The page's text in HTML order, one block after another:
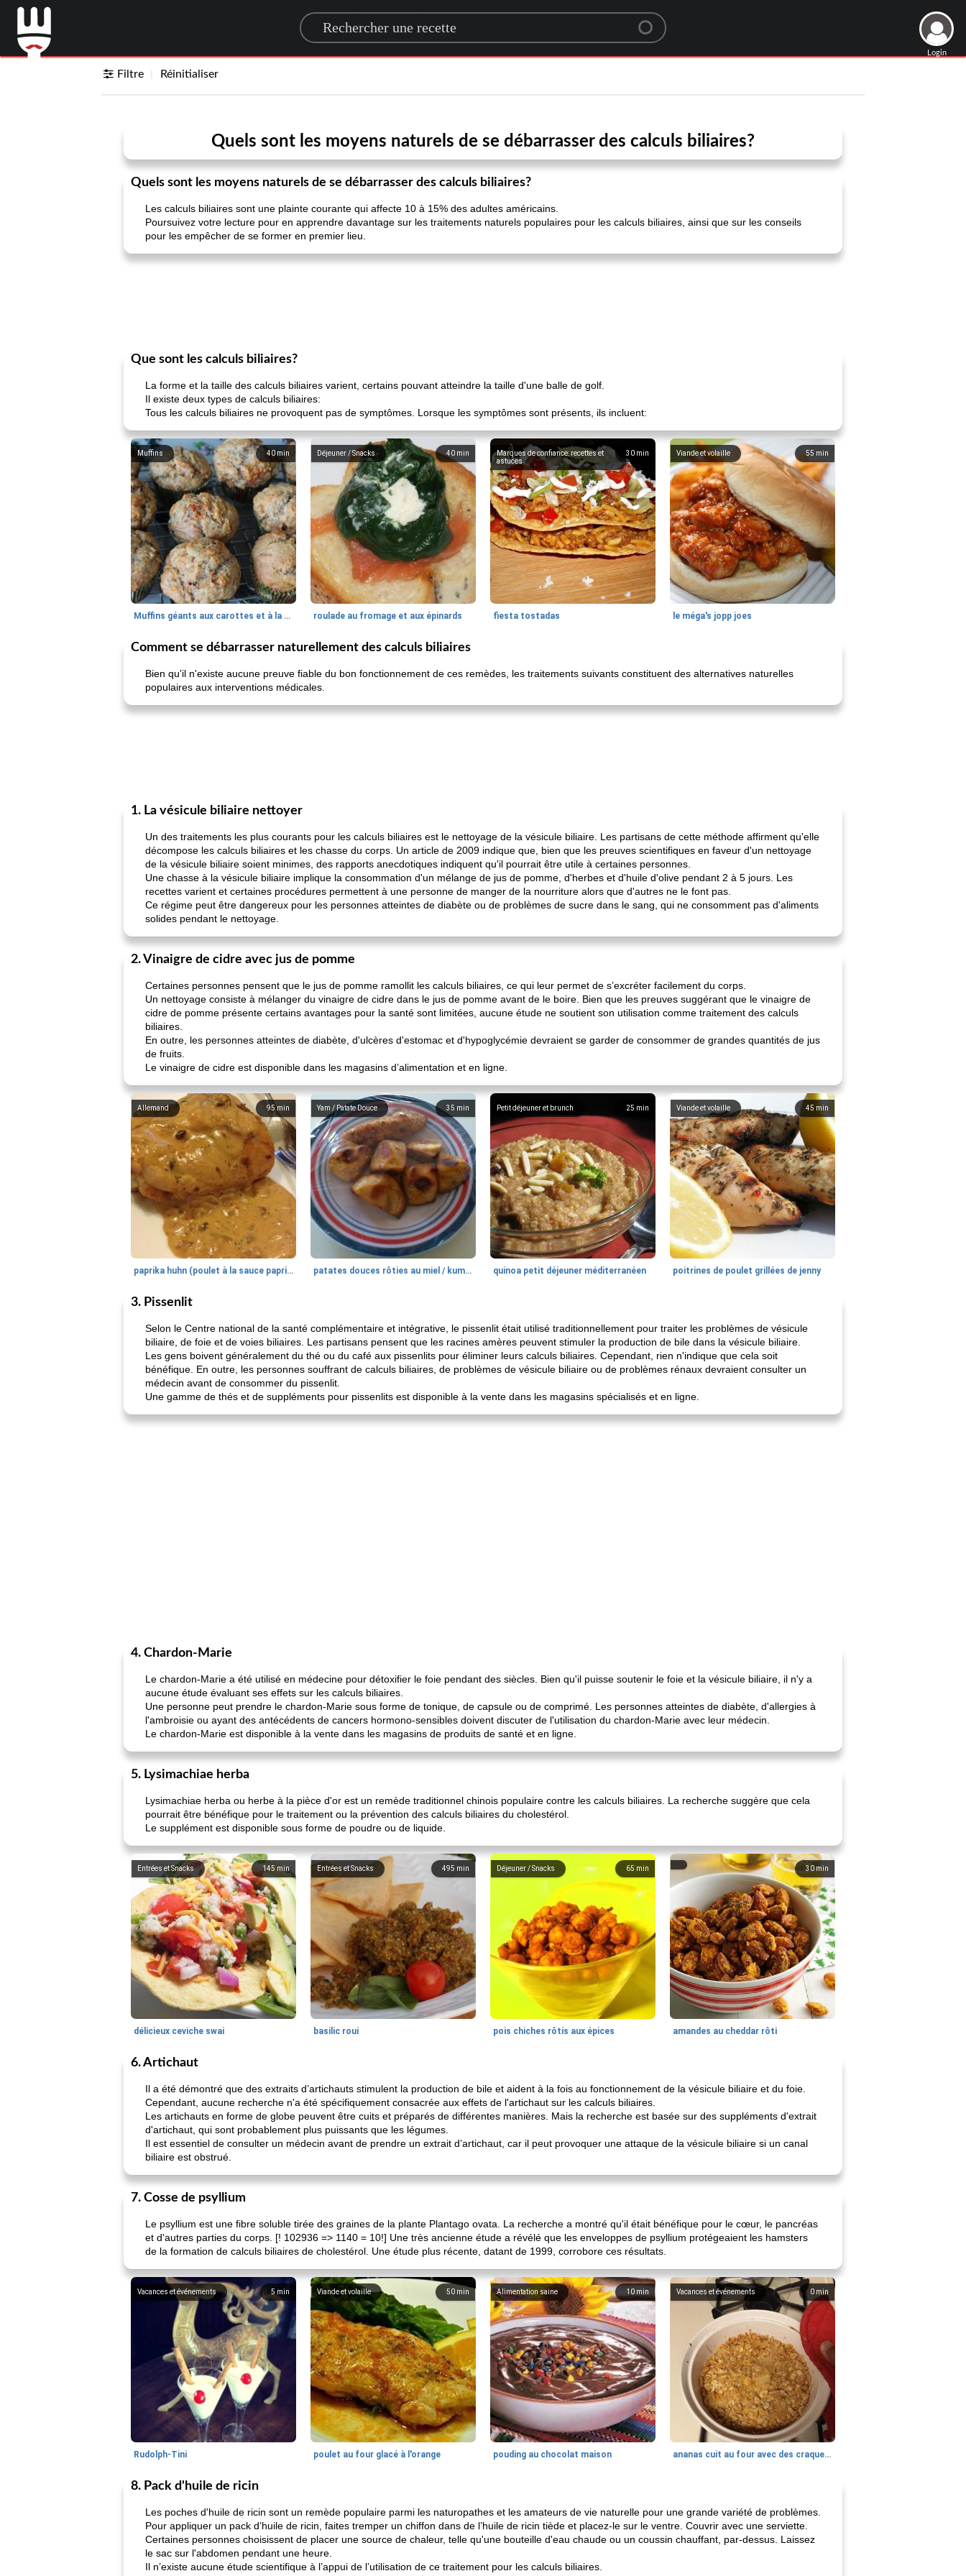
Search for a recipe
Login
Filtre Réinitialiser
Quels sont les moyens naturels de se débarrasser des calculs biliaires?
Quels sont les moyens naturels de se débarrasser des calculs biliaires?
Les calculs biliaires sont une plainte courante qui affecte 10 à 15% des adultes américains.
Poursuivez votre lecture pour en apprendre davantage sur les traitements naturels populaires pour les calculs biliaires, ainsi que sur les conseils
pour les empêcher de se former en premier lieu.
Que sont les calculs biliaires?
La forme et la taille des calculs biliaires varient, certains pouvant atteindre la taille d'une balle de golf.
Il existe deux types de calculs biliaires:
Tous les calculs biliaires ne provoquent pas de symptômes. Lorsque les symptômes sont présents, ils incluent:
40 min
Muffins
Muffins géants aux carottes et à la banane de Nif
40 min
Déjeuner / Snacks
roulade au fromage et aux épinards
30 min
Marques de confiance: recettes et
astuces
fiesta tostadas
55 min
Viande et volaille
le méga's jopp joes
Comment se débarrasser naturellement des calculs biliaires
Bien qu'il n'existe aucune preuve fiable du bon fonctionnement de ces remèdes, les traitements suivants constituent des alternatives naturelles
populaires aux interventions médicales.
1. La vésicule biliaire nettoyer
Un des traitements les plus courants pour les calculs biliaires est le nettoyage de la vésicule biliaire. Les partisans de cette méthode affirment qu'elle
décompose les calculs biliaires et les chasse du corps. Un article de 2009 indique que, bien que les preuves scientifiques en faveur d'un nettoyage
de la vésicule biliaire soient minimes, des rapports anecdotiques indiquent qu'il pourrait être utile à certaines personnes.
Une chasse à la vésicule biliaire implique la consommation d'un mélange de jus de pomme, d'herbes et d'huile d'olive pendant 2 à 5 jours. Les
recettes varient et certaines procédures permettent à une personne de manger de la nourriture alors que d'autres ne le font pas.
Ce régime peut être dangereux pour les personnes atteintes de diabète ou de problèmes de sucre dans le sang, qui ne consomment pas d'aliments
solides pendant le nettoyage.
2. Vinaigre de cidre avec jus de pomme
Certaines personnes pensent que le jus de pomme ramollit les calculs biliaires, ce qui leur permet de s’excréter facilement du corps.
Un nettoyage consiste à mélanger du vinaigre de cidre dans le jus de pomme avant de le boire. Bien que les preuves suggérant que le vinaigre de
cidre de pomme présente certains avantages pour la santé sont limitées, aucune étude ne soutient son utilisation comme traitement des calculs
biliaires.
En outre, les personnes atteintes de diabète, d'ulcères d'estomac et d'hypoglycémie devraient se garder de consommer de grandes quantités de jus
de fruits.
Le vinaigre de cidre est disponible dans les magasins d’alimentation et en ligne.
95min
Allemand
paprika huhn (poulet à la sauce paprika).
35 min
Yam / Patate Douce
patates douces rôties au miel / kumara
25 min
Petit déjeuner et brunch
quinoa petit déjeuner méditerranéen
45 min
Viande et volaille
poitrines de poulet grillées de jenny
3. Pissenlit
Selon le Centre national de la santé complémentaire et intégrative, le pissenlit était utilisé traditionnellement pour traiter les problèmes de vésicule
biliaire, de foie et de voies biliaires. Les partisans pensent que les racines amères peuvent stimuler la production de bile dans la vésicule biliaire.
Les gens boivent généralement du thé ou du café aux pissenlits pour éliminer leurs calculs biliaires. Cependant, rien n'indique que cela soit
bénéfique. En outre, les personnes souffrant de calculs biliaires, de problèmes de vésicule biliaire ou de problèmes rénaux devraient consulter un
médecin avant de consommer du pissenlit.
Une gamme de thés et de suppléments pour pissenlits est disponible à la vente dans les magasins spécialisés et en ligne.
4. Chardon-Marie
Le chardon-Marie a été utilisé en médecine pour détoxifier le foie pendant des siècles. Bien qu'il puisse soutenir le foie et la vésicule biliaire, il n'y a
aucune étude évaluant ses effets sur les calculs biliaires.
Une personne peut prendre le chardon-Marie sous forme de tonique, de capsule ou de comprimé. Les personnes atteintes de diabète, d'allergies à
l'ambroisie ou ayant des antécédents de cancers hormono-sensibles doivent discuter de l'utilisation du chardon-Marie avec leur médecin.
Le chardon-Marie est disponible à la vente dans les magasins de produits de santé et en ligne.
5. Lysimachiae herba
Lysimachiae herba ou herbe à la pièce d'or est un remède traditionnel chinois populaire contre les calculs biliaires. La recherche suggère que cela
pourrait être bénéfique pour le traitement ou la prévention des calculs biliaires du cholestérol.
Le supplément est disponible sous forme de poudre ou de liquide.
145 min
Entrées et Snacks
délicieux ceviche swai
495 min
Entrées et Snacks
basilic roui
65 min
Déjeuner / Snacks
pois chiches rôtis aux épices
30min
amandes au cheddar rôti
6. Artichaut
Il a été démontré que des extraits d’artichauts stimulent la production de bile et aident à la fois au fonctionnement de la vésicule biliaire et du foie.
Cependant, aucune recherche n'a été spécifiquement consacrée aux effets de l'artichaut sur les calculs biliaires.
Les artichauts en forme de globe peuvent être cuits et préparés de différentes manières. Mais la recherche est basée sur des suppléments d'extrait
d'artichaut, qui sont probablement plus puissants que les légumes.
Il est essentiel de consulter un médecin avant de prendre un extrait d’artichaut, car il peut provoquer une attaque de la vésicule biliaire si un canal
biliaire est obstrué.
7. Cosse de psyllium
Le psyllium est une fibre soluble tirée des graines de la plante Plantago ovata. La recherche a montré qu'il était bénéfique pour le cœur, le pancréas
et d'autres parties du corps. [! 102936 => 1140 = 10!] Une très ancienne étude a révélé que les enveloppes de psyllium protégeaient les hamsters
de la formation de calculs biliaires de cholestérol. Une étude plus récente, datant de 1999, corrobore ces résultats.
5 min
Vacances et événements
Rudolph-Tini
50 min
Viande et volaille
poulet au four glacé à l'orange
10 min
Alimentation saine
pouding au chocolat maison
0 min
Vacances et événements
ananas cuit au four avec des craquelins
8. Pack d'huile de ricin
Les poches d'huile de ricin sont un remède populaire parmi les naturopathes et les amateurs de vie naturelle pour une grande variété de problèmes.
Pour appliquer un pack d’huile de ricin, faites tremper un chiffon dans de l’huile de ricin tiède et placez-le sur le ventre. Couvrir avec une serviette.
Certaines personnes choisissent de placer une source de chaleur, telle qu'une bouteille d'eau chaude ou un coussin chauffant, par-dessus. Laissez
le sac sur l'abdomen pendant une heure.
Il n’existe aucune étude scientifique à l’appui de l’utilisation de ce traitement pour les calculs biliaires.